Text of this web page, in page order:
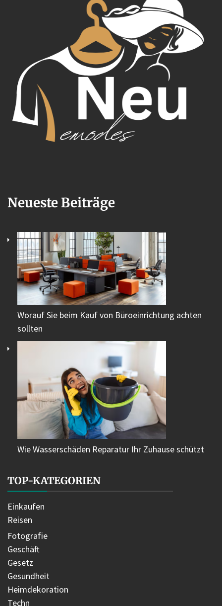
Neueste Beiträge
Worauf Sie beim Kauf von Büroeinrichtung achten
sollten
Wie Wasserschäden Reparatur Ihr Zuhause schützt
TOP-KATEGORIEN
Einkaufen
Reisen
Fotografie
Geschäft
Gesetz
Gesundheit
Heimdekoration
Techn